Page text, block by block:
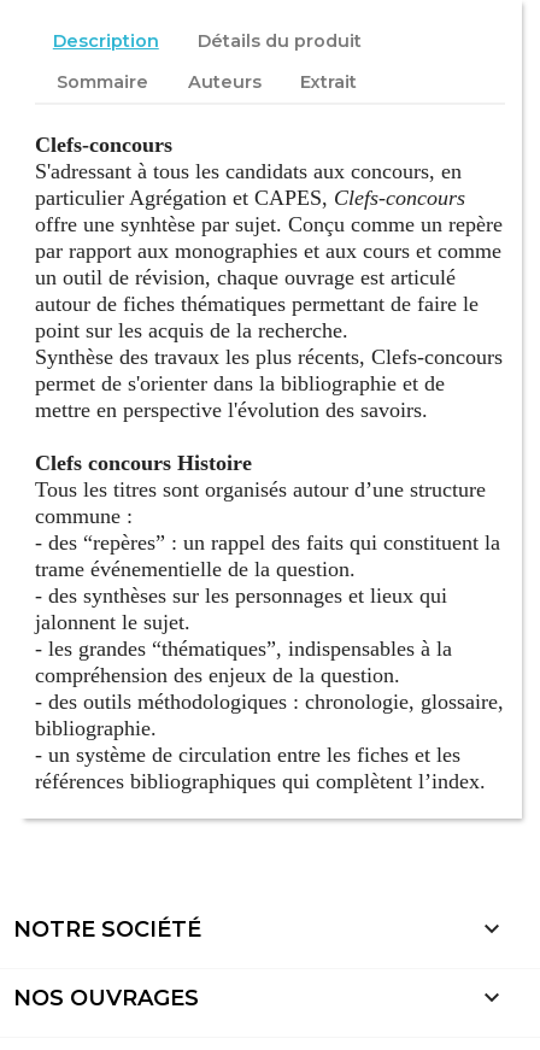
Description
Détails du produit
Sommaire
Auteurs Extrait
Clefs-concours
S'adressant à tous les candidats aux concours, en
particulier Agrégation et CAPES, Clefs-concours
offre une synhtèse par sujet. Conçu comme un repère
par rapport aux monographies et aux cours et comme
un outil de révision, chaque ouvrage est articulé
autour de fiches thématiques permettant de faire le
point sur les acquis de la recherche.
Synthèse des travaux les plus récents, Clefs-concours
permet de s'orienter dans la bibliographie et de
mettre en perspective l'évolution des savoirs.
Clefs concours Histoire
Tous les titres sont organisés autour d’une structure
commune :
- des “repères” : un rappel des faits qui constituent la
trame événementielle de la question.
- des synthèses sur les personnages et lieux qui
jalonnent le sujet.
- les grandes “thématiques”, indispensables à la
compréhension des enjeux de la question.
- des outils méthodologiques : chronologie, glossaire,
bibliographie.
- un système de circulation entre les fiches et les
références bibliographiques qui complètent l’index.
NOTRE SOCIÉTÉ 
NOS OUVRAGES 